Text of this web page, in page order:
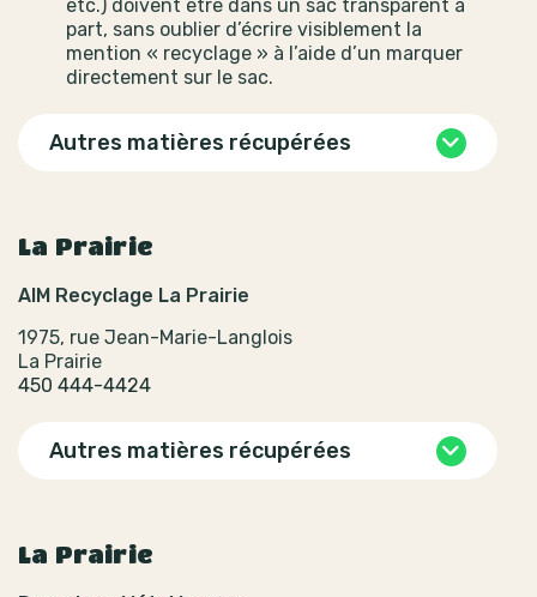
etc.) doivent être dans un sac transparent à
part, sans oublier d’écrire visiblement la
mention « recyclage » à l’aide d’un marquer
directement sur le sac.
Autres matières récupérées
La Prairie
AIM Recyclage La Prairie
1975, rue Jean-Marie-Langlois
La Prairie
450 444-4424
Autres matières récupérées
La Prairie